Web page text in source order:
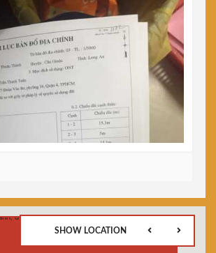
SHOW LOCATION